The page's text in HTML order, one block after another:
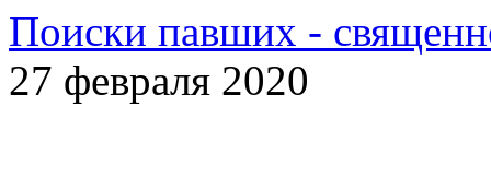
Поиски павших -
27 февраля 2020